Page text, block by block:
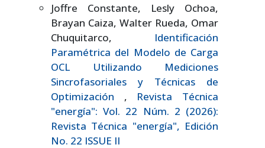
Joffre Constante, Lesly Ochoa,
Brayan Caiza, Walter Rueda, Omar
Chuquitarco, Identificación
Paramétrica del Modelo de Carga
OCL Utilizando Mediciones
Sincrofasoriales y Técnicas de
Optimización , Revista Técnica
"energía": Vol. 22 Núm. 2 (2026):
Revista Técnica "energía", Edición
No. 22 ISSUE II